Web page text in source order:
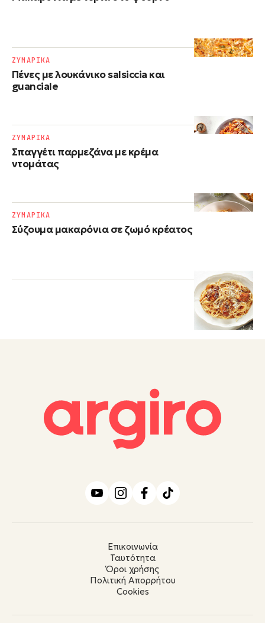
Πένες με λουκάνικο salsiccia και
guanciale
ΖΥΜΑΡΙΚΑ
Σπαγγέτι παρμεζάνα με κρέμα
ντομάτας
ΖΥΜΑΡΙΚΑ
Σύζουμα μακαρόνια σε ζωμό κρέατος
ΖΥΜΑΡΙΚΑ
Επικοινωνία
Ταυτότητα
Όροι χρήσης
Πολιτική Απορρήτου
Cookies